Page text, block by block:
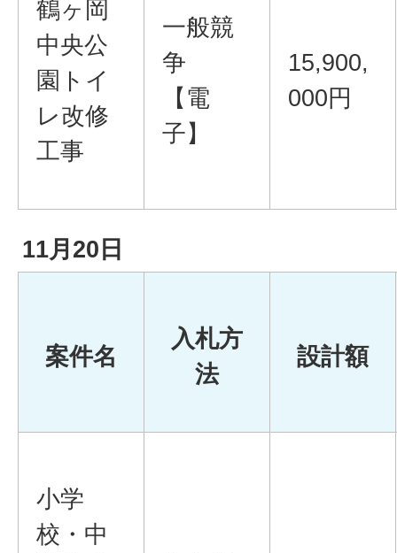
鶴ヶ岡
中央公
園トイ
レ改修
工事
一般競
争
【電
子】
15,900,
000円
11月20日
案件名
入札方
法
設計額
小学
校・中